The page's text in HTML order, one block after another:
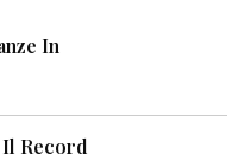
In
Il Record